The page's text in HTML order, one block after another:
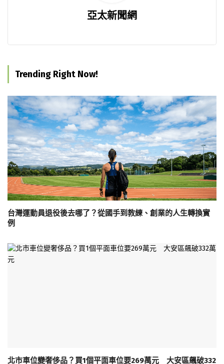
亞太新聞網
Trending Right Now!
台灣運動員退役後去哪了？從國手到教練、創業的人生轉換實
例
北市車位變奢侈品？買1個平面車位要269萬元 大安區飆破332